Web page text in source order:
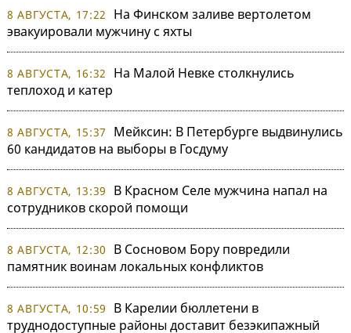
8 АВГУСТА, 17:22
На Финском заливе вертолетом
эвакуировали мужчину с яхты
8 АВГУСТА, 16:32
На Малой Невке столкнулись
теплоход и катер
8 АВГУСТА, 15:37
Мейксин: В Петербурге выдвинулись
60 кандидатов на выборы в Госдуму
8 АВГУСТА, 13:39
В Красном Селе мужчина напал на
сотрудников скорой помощи
8 АВГУСТА, 12:30
В Сосновом Бору повредили
памятник воинам локальных конфликтов
8 АВГУСТА, 10:59
В Карелии бюллетени в
труднодоступные районы доставит безэкипажный